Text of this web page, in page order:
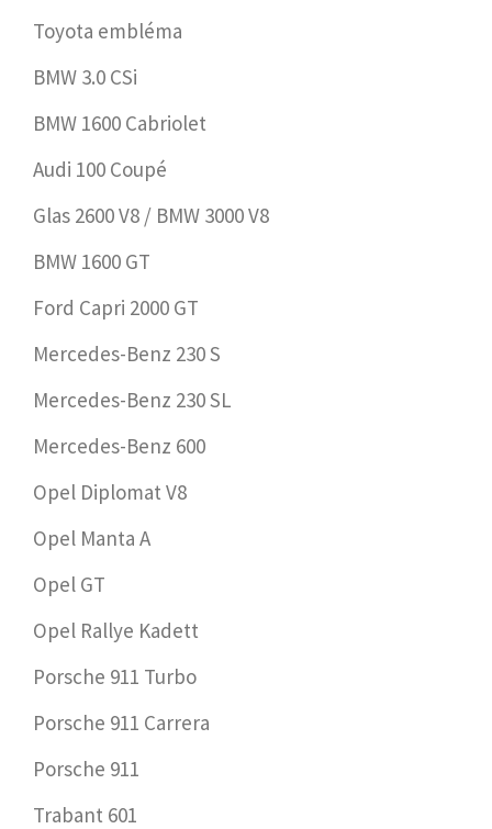
Toyota embléma
BMW 3.0 CSi
BMW 1600 Cabriolet
Audi 100 Coupé
Glas 2600 V8 / BMW 3000 V8
BMW 1600 GT
Ford Capri 2000 GT
Mercedes-Benz 230 S
Mercedes-Benz 230 SL
Mercedes-Benz 600
Opel Diplomat V8
Opel Manta A
Opel GT
Opel Rallye Kadett
Porsche 911 Turbo
Porsche 911 Carrera
Porsche 911
Trabant 601